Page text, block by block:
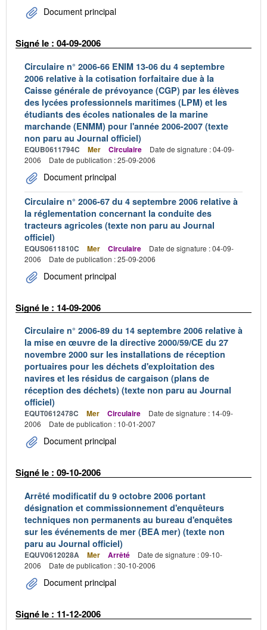
Document principal
Signé le : 04-09-2006
Circulaire n° 2006-66 ENIM 13-06 du 4 septembre
2006 relative à la cotisation forfaitaire due à la
Caisse générale de prévoyance (CGP) par les élèves
des lycées professionnels maritimes (LPM) et les
étudiants des écoles nationales de la marine
marchande (ENMM) pour l'année 2006-2007 (texte
non paru au Journal officiel)
EQUB0611794C Mer Circulaire
Date de signature : 04-09-
2006
Date de publication : 25-09-2006
Document principal
Circulaire n° 2006-67 du 4 septembre 2006 relative à
la réglementation concernant la conduite des
tracteurs agricoles (texte non paru au Journal
officiel)
EQUS0611810C Mer Circulaire
Date de signature : 04-09-
2006
Date de publication : 25-09-2006
Document principal
Signé le : 14-09-2006
Circulaire n° 2006-89 du 14 septembre 2006 relative à
la mise en œuvre de la directive 2000/59/CE du 27
novembre 2000 sur les installations de réception
portuaires pour les déchets d'exploitation des
navires et les résidus de cargaison (plans de
réception des déchets) (texte non paru au Journal
officiel)
EQUT0612478C Mer Circulaire
Date de signature : 14-09-
2006
Date de publication : 10-01-2007
Document principal
Signé le : 09-10-2006
Arrêté modificatif du 9 octobre 2006 portant
désignation et commissionnement d'enquêteurs
techniques non permanents au bureau d'enquêtes
sur les événements de mer (BEA mer) (texte non
paru au Journal officiel)
EQUV0612028A Mer Arrêté
Date de signature : 09-10-
2006
Date de publication : 30-10-2006
Document principal
Signé le : 11-12-2006